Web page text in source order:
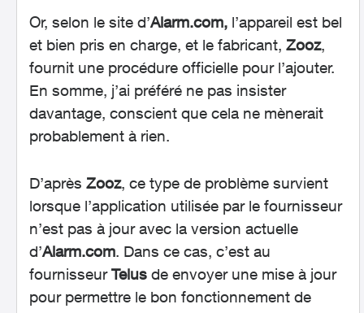
Or, selon le site d’Alarm.com, l’appareil est bel
et bien pris en charge, et le fabricant, Zooz,
fournit une procédure officielle pour l’ajouter.
En somme, j’ai préféré ne pas insister
davantage, conscient que cela ne mènerait
probablement à rien.
D’après Zooz, ce type de problème survient
lorsque l’application utilisée par le fournisseur
n’est pas à jour avec la version actuelle
d’Alarm.com. Dans ce cas, c’est au
fournisseurTelus de envoyer une mise à jour
pour permettre le bon fonctionnement de